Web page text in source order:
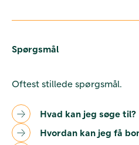
Spørgsmål
Oftest stillede spørgsmål.
Hvad kan jeg søge til?
Hvordan kan jeg få